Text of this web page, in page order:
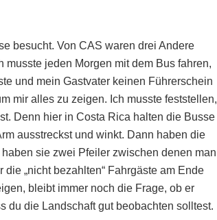
besucht. Von CAS waren drei Andere
jeden Morgen mit dem Bus fahren,
und mein Gastvater keinen Führerschein
mir alles zu zeigen. Ich musste feststellen,
Denn hier in Costa Rica halten die Busse
ausstreckst und winkt. Dann haben die
sie zwei Pfeiler zwischen denen man
„nicht bezahlten“ Fahrgäste am Ende
bleibt immer noch die Frage, ob er
du die Landschaft gut beobachten solltest.